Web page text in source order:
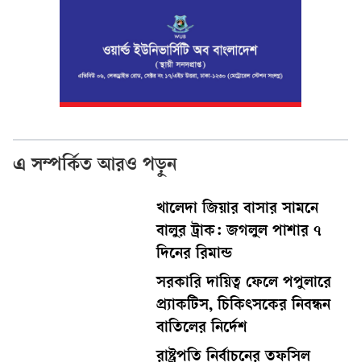
এ সম্পর্কিত আরও পড়ুন
খালেদা জিয়ার বাসার সামনে
বালুর ট্রাক: জগলুল পাশার ৭
দিনের রিমান্ড
সরকারি দায়িত্ব ফেলে পপুলারে
প্র্যাকটিস, চিকিৎসকের নিবন্ধন
বাতিলের নির্দেশ
রাষ্ট্রপতি নির্বাচনের তফসিল